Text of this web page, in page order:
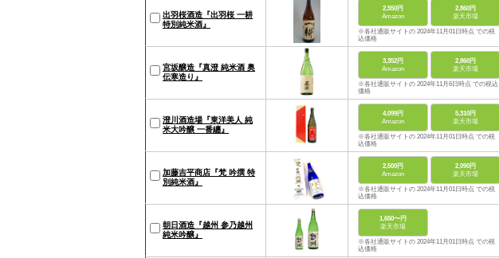
出羽桜酒造『出羽桜 一耕
特別純米酒』
2,550円
Amazon
2,860円
楽天市場
※各社通販サイトの 2024年11月01日時点 での税
込価格
宮坂醸造『真澄 純米酒 奥
伝寒造り』
3,352円
Amazon
2,860円
楽天市場
※各社通販サイトの 2024年11月6日時点 での税込
価格
澄川酒造場『東洋美人 純
米大吟醸 一番纏』
4,099円
Amazon
5,310円
楽天市場
※各社通販サイトの 2024年11月01日時点 での税
込価格
加藤吉平商店『梵 吟撰 特
別純米酒』
2,500円
Amazon
2,090円
楽天市場
※各社通販サイトの 2024年11月01日時点 での税
込価格
朝日酒造『越州 参乃越州
純米吟醸』
1,650〜円
楽天市場
※各社通販サイトの 2024年11月01日時点 での税
込価格